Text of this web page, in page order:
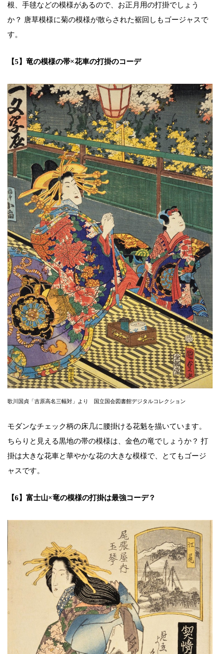
根、手毬などの模様があるので、お正月用の打掛でしょう
か？ 唐草模様に菊の模様が散らされた裾回しもゴージャスで
す。
【5】竜の模様の帯×花車の打掛のコーデ
歌川国貞「吉原高名三幅対」より 国立国会図書館デジタルコレクション
モダンなチェック柄の床几に腰掛ける花魁を描いています。
ちらりと見える黒地の帯の模様は、金色の竜でしょうか？ 打
掛は大きな花車と華やかな花の大きな模様で、とてもゴージ
ャスです。
【6】富士山×竜の模様の打掛は最強コーデ？